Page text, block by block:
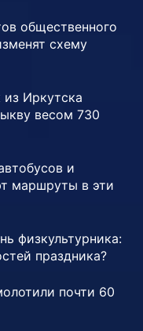
общественного
схему
Иркутска
весом 730
и
маршруты в эти
физкультурника:
праздника?
почти 60